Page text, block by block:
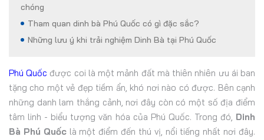
chóng
Tham quan dinh bà Phú Quốc có gì đặc sắc?
Những lưu ý khi trải nghiệm Dinh Bà tại Phú Quốc
Phú Quốc được coi là một mảnh đất mà thiên nhiên ưu ái ban
tặng cho một vẻ đẹp tiềm ẩn, khó nơi nào có được. Bên cạnh
những danh lam thắng cảnh, nơi đây còn có một số địa điểm
tâm linh - biểu tượng văn hóa của Phú Quốc. Trong đó, Dinh
Bà Phú Quốclà một điểm đến thú vị, nổi tiếng nhất nơi đây.